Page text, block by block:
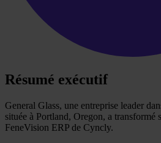
Résumé exécutif
General Glass, une entreprise leader
située à Portland, Oregon, a transformé
FeneVision ERP de Cyncly.